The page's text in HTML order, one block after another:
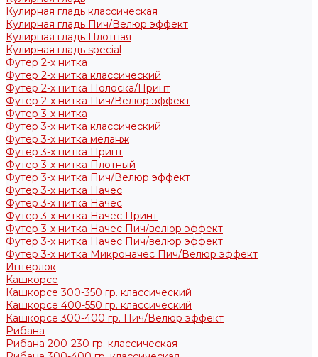
Кулирная гладь классическая
Кулирная гладь Пич/Велюр эффект
Кулирная гладь Плотная
Кулирная гладь special
Футер 2-х нитка
Футер 2-х нитка классический
Футер 2-х нитка Полоска/Принт
Футер 2-х нитка Пич/Велюр эффект
Футер 3-х нитка
Футер 3-х нитка классический
Футер 3-х нитка меланж
Футер 3-х нитка Принт
Футер 3-х нитка Плотный
Футер 3-х нитка Пич/Велюр эффект
Футер 3-х нитка Начес
Футер 3-х нитка Начес
Футер 3-х нитка Начес Принт
Футер 3-х нитка Начес Пич/велюр эффект
Футер 3-х нитка Начес Пич/велюр эффект
Футер 3-х нитка Микроначес Пич/Велюр эффект
Интерлок
Кашкорсе
Кашкорсе 300-350 гр. классический
Кашкорсе 400-550 гр. классический
Кашкорсе 300-400 гр. Пич/Велюр эффект
Рибана
Рибана 200-230 гр. классическая